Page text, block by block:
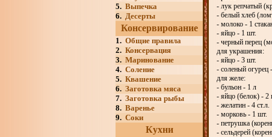
5. Выпечка
6. Десерты
Консервирование
1. Общие правила
2. Консервация
3. Маринование
4. Соление
5. Квашение
6. Заготовка мяса
7. Заготовка рыбы
8. Варенье
9. Соки
Кухни
- лук репчатый
- белый хлеб
- молоко - 1
- яйцо - 1 шт.
- черный перец
для украшения:
- яйцо - 3 шт.
- соленый огурец
для желе:
- бульон - 1 л
- яйцо (белок) - 2
- желатин - 4 ст.л.
- морковь - 1 шт.
- петрушка
- сельдерей